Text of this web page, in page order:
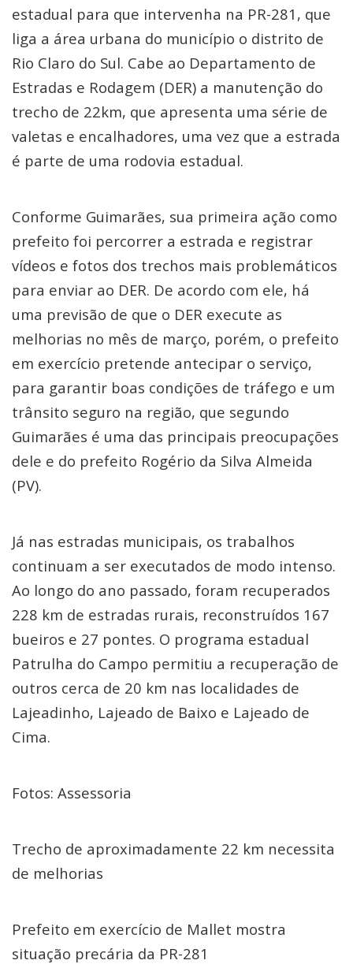
estadual para que intervenha na PR-281, que
liga a área urbana do município o distrito de
Rio Claro do Sul. Cabe ao Departamento de
Estradas e Rodagem (DER) a manutenção do
trecho de 22km, que apresenta uma série de
valetas e encalhadores, uma vez que a estrada
é parte de uma rodovia estadual.
Conforme Guimarães, sua primeira ação como
prefeito foi percorrer a estrada e registrar
vídeos e fotos dos trechos mais problemáticos
para enviar ao DER. De acordo com ele, há
uma previsão de que o DER execute as
melhorias no mês de março, porém, o prefeito
em exercício pretende antecipar o serviço,
para garantir boas condições de tráfego e um
trânsito seguro na região, que segundo
Guimarães é uma das principais preocupações
dele e do prefeito Rogério da Silva Almeida
(PV).
Já nas estradas municipais, os trabalhos
continuam a ser executados de modo intenso.
Ao longo do ano passado, foram recuperados
228 km de estradas rurais, reconstruídos 167
bueiros e 27 pontes. O programa estadual
Patrulha do Campo permitiu a recuperação de
outros cerca de 20 km nas localidades de
Lajeadinho, Lajeado de Baixo e Lajeado de
Cima.
Fotos: Assessoria
Trecho de aproximadamente 22 km necessita
de melhorias
Prefeito em exercício de Mallet mostra
situação precária da PR-281